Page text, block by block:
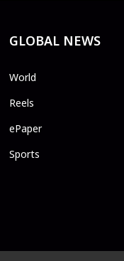
GLOBAL NEWS
World
Reels
ePaper
Sports